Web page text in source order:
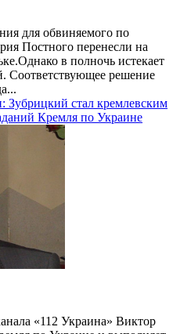
для обвиняемого по
Постного перенесли на
в полночь истекает
Соответствующее решение
стал кремлевским
Кремля по Украине
«112 Украина» Виктор